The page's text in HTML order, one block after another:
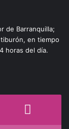
de Barranquilla;
en tiempo
horas del día.